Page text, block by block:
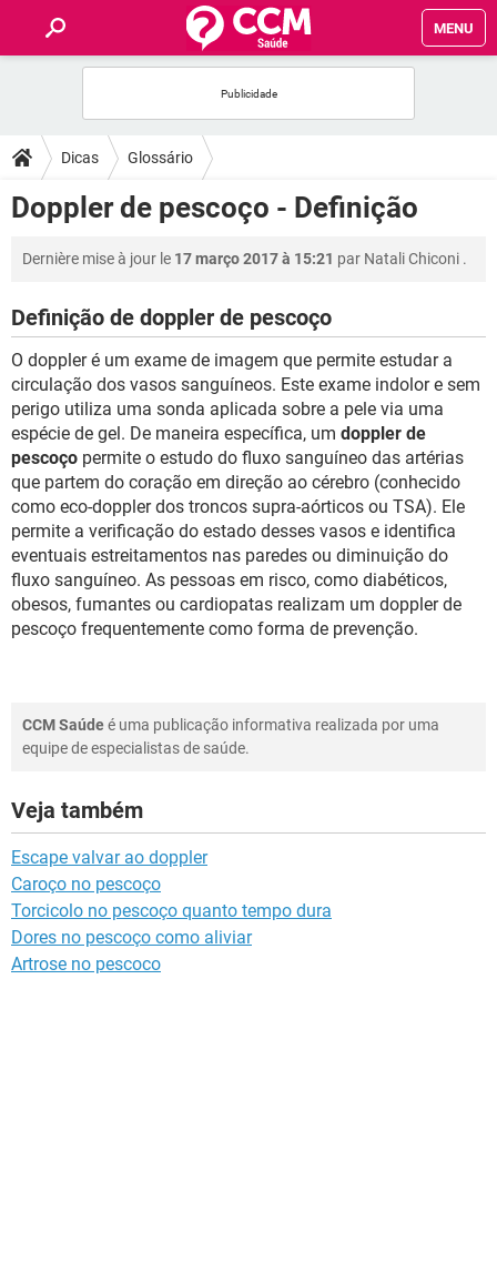
MENU
FORUMS
SAÚDE
FAMÍLIA
NUTRIÇÃO
BEM-ESTAR
SEXUALIDADE
GLOSSÁRIO
Dicas Glossário
Doppler de pescoço - Definição
Dernière mise à jour le 17 março 2017 à 15:21 par Natali Chiconi .
Definição de doppler de pescoço
O doppler é um exame de imagem que permite estudar a
circulação dos vasos sanguíneos. Este exame indolor e sem
perigo utiliza uma sonda aplicada sobre a pele via uma
espécie de gel. De maneira específica, um doppler de
pescoço permite o estudo do fluxo sanguíneo das artérias
que partem do coração em direção ao cérebro (conhecido
como eco-doppler dos troncos supra-aórticos ou TSA). Ele
permite a verificação do estado desses vasos e identifica
eventuais estreitamentos nas paredes ou diminuição do
fluxo sanguíneo. As pessoas em risco, como diabéticos,
obesos, fumantes ou cardiopatas realizam um doppler de
pescoço frequentemente como forma de prevenção.
CCM Saúdeé uma publicação informativa realizada por uma
equipe de especialistas de saúde.
Veja também
Escape valvar ao doppler
Caroço no pescoço
Torcicolo no pescoço quanto tempo dura
Dores no pescoço como aliviar
Artrose no pescoco